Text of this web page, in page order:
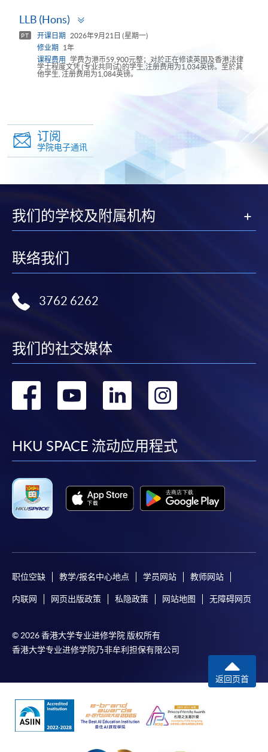
LLB (Hons)
PT 开课日期
2026年9月21日 (星期一)
修业期
1年
课程费用
学费为港币59,900元整；对於正在修读英国及香港法律
学士程度文凭 (专业共同试)的学生,注册费用为1,034英镑。至於其
他学生, 注册费用为1,084英镑。
订阅
学院电子通讯
我们的学校及附属机构
联络我们
3762 6262
我们的社交媒体
转
facebook
转
youtube
转
linkedin
HKU SPACE 流动应用程式
职位空缺 教学/报名中心地点 学员网站 教师网站
内联网 网页出版政策 私隐政策 网站地图 无障碍网页
© 2026 香港大学专业进修学院 版权所有
香港大学专业进修学院乃非牟利担保有限公司
返回页首